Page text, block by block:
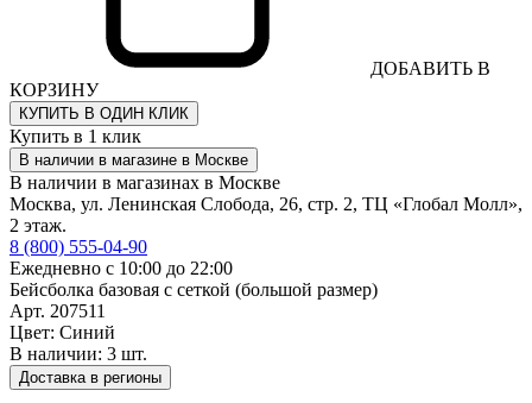
ДОБАВИТЬ В
КОРЗИНУ
КУПИТЬ В ОДИН КЛИК
Купить в 1 клик
В наличии в магазине в Москве
В наличии в магазинах в Москве
Москва, ул. Ленинская Слобода, 26, стр. 2, ТЦ «Глобал Молл»,
2 этаж.
8 (800) 555-04-90
Ежедневно с 10:00 до 22:00
Бейсболка базовая с сеткой (большой размер)
Арт. 207511
Цвет: Синий
В наличии: 3 шт.
Доставка в регионы